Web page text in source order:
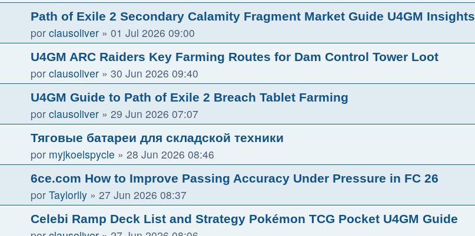
Path of Exile 2 Secondary Calamity Fragment Market Guide U4GM Insights
por clausoliver » 01 Jul 2026 09:00
U4GM ARC Raiders Key Farming Routes for Dam Control Tower Loot
por clausoliver » 30 Jun 2026 09:40
U4GM Guide to Path of Exile 2 Breach Tablet Farming
por clausoliver » 29 Jun 2026 07:07
Тяговые батареи для складской техники
por myjkoelspycle » 28 Jun 2026 08:46
6ce.com How to Improve Passing Accuracy Under Pressure in FC 26
por Taylorlly » 27 Jun 2026 08:37
Celebi Ramp Deck List and Strategy Pokémon TCG Pocket U4GM Guide